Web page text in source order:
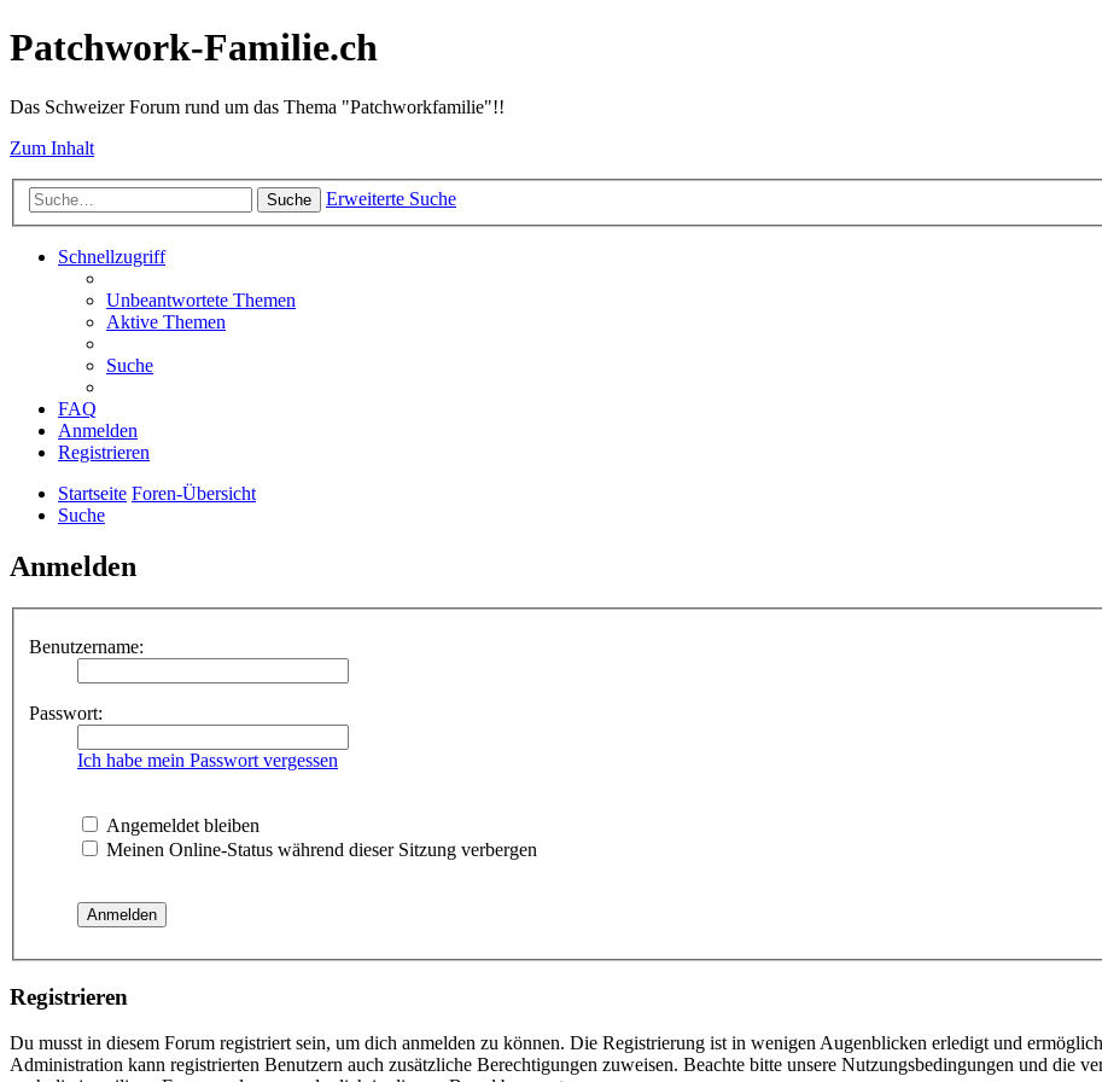
Patchwork-Familie.ch
Das Schweizer Forum rund um das Thema "Patchworkfamilie"!!
Zum Inhalt
Suche Erweiterte Suche
Schnellzugriff
Unbeantwortete Themen
Aktive Themen
Suche
FAQ
Anmelden
Registrieren
Startseite Foren-Übersicht
Suche
Anmelden
Benutzername:
Passwort:
Ich habe mein Passwort vergessen
Angemeldet bleiben
Meinen Online-Status während dieser Sitzung verbergen
Registrieren
Du musst in diesem Forum registriert sein, um dich anmelden zu können. Die Registrierung ist in wenigen Augenblicken erledigt und
Administration kann registrierten Benutzern auch zusätzliche Berechtigungen zuweisen. Beachte bitte unsere Nutzungsbedingungen und die